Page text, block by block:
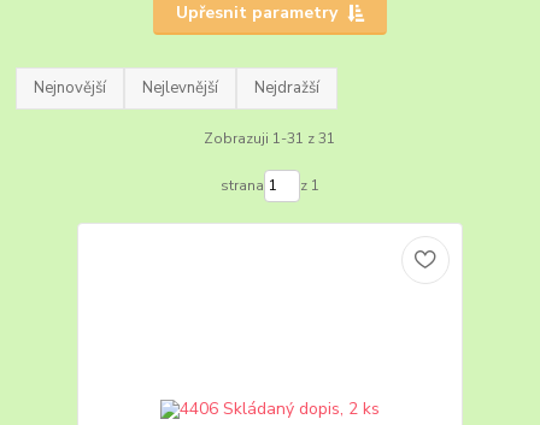
Upřesnit parametry
Nejnovější Nejlevnější Nejdražší
Zobrazuji 1-31 z 31
strana z 1